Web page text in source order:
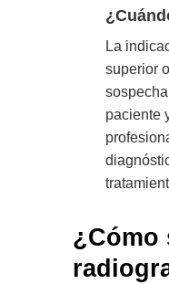
La
superior
paciente
¿Cómo